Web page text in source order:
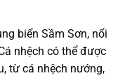
biển Sầm Sơn, nổi
nhệch có thể được
từ cá nhệch nướng,